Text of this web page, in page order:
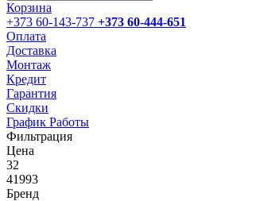
Корзина
+373 60-143-737 +373 60-444-651
Оплата
Доставка
Монтаж
Кредит
Гарантия
Скидки
График Работы
Фильтрация
Цена
32
41993
Бренд